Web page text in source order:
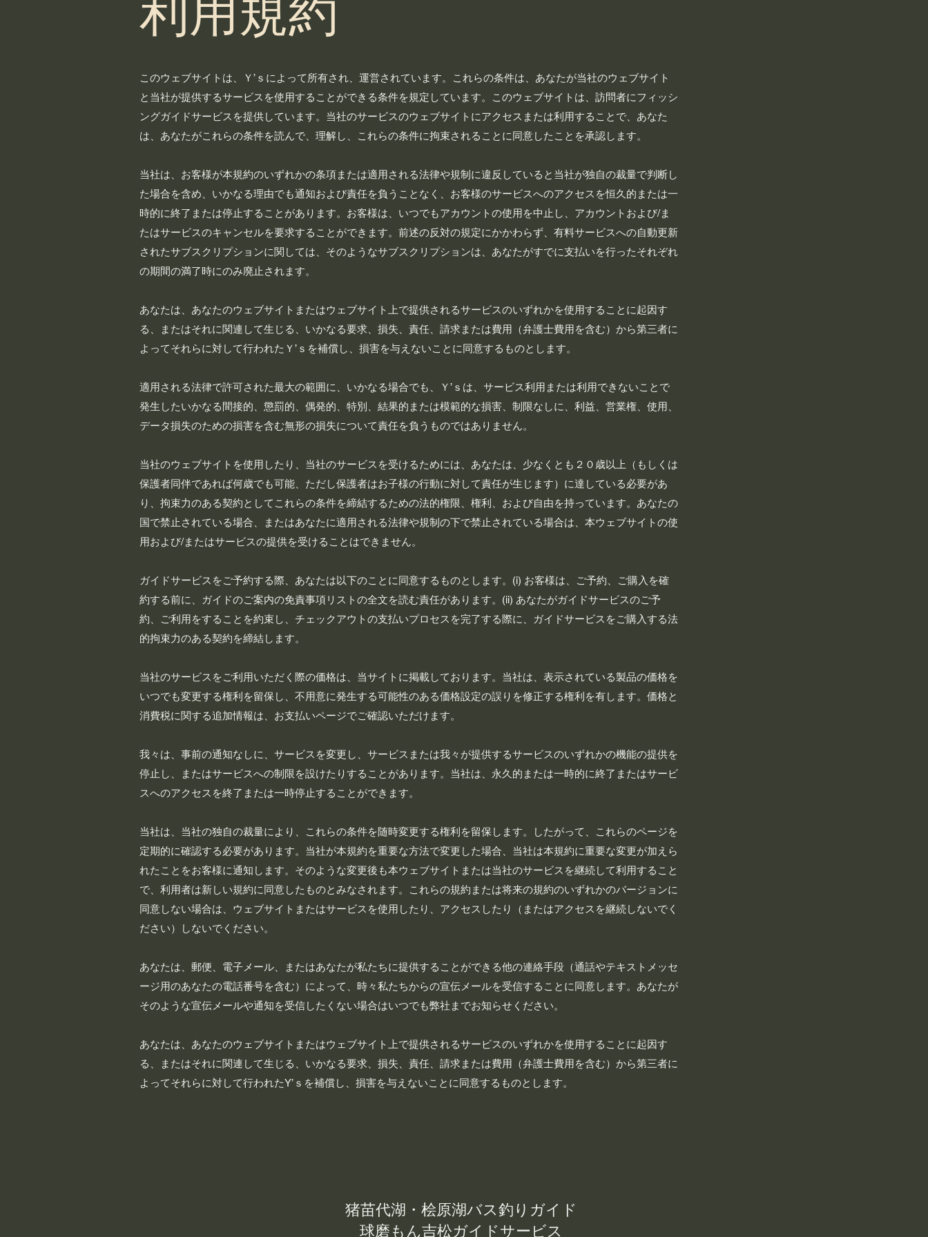
利用規約
このウェブサイトは、Ｙ’ｓによって所有され、運営されています。これらの条件は、あなたが当社のウェブサイト
と当社が提供するサービスを使用することができる条件を規定しています。このウェブサイトは、訪問者にフィッシ
ングガイドサービスを提供しています。当社のサービスのウェブサイトにアクセスまたは利用することで、あなた
は、あなたがこれらの条件を読んで、理解し、これらの条件に拘束されることに同意したことを承認します。
当社は、お客様が本規約のいずれかの条項または適用される法律や規制に違反していると当社が独自の裁量で判断し
た場合を含め、いかなる理由でも通知および責任を負うことなく、お客様のサービスへのアクセスを恒久的または一
時的に終了または停止することがあります。お客様は、いつでもアカウントの使用を中止し、アカウントおよび/ま
たはサービスのキャンセルを要求することができます。前述の反対の規定にかかわらず、有料サービスへの自動更新
されたサブスクリプションに関しては、そのようなサブスクリプションは、あなたがすでに支払いを行ったそれぞれ
の期間の満了時にのみ廃止されます。
あなたは、あなたのウェブサイトまたはウェブサイト上で提供されるサービスのいずれかを使用することに起因す
る、またはそれに関連して生じる、いかなる要求、損失、責任、請求または費用（弁護士費用を含む）から第三者に
よってそれらに対して行われたＹ’ｓを補償し、損害を与えないことに同意するものとします。
適用される法律で許可された最大の範囲に、いかなる場合でも、Ｙ’ｓは、サービス利用または利用できないことで
発生したいかなる間接的、懲罰的、偶発的、特別、結果的または模範的な損害、制限なしに、利益、営業権、使用、
データ損失のための損害を含む無形の損失について責任を負うものではありません。
当社のウェブサイトを使用したり、当社のサービスを受けるためには、あなたは、少なくとも２０歳以上（もしくは
保護者同伴であれば何歳でも可能、ただし保護者はお子様の行動に対して責任が生じます）に達している必要があ
り、拘束力のある契約としてこれらの条件を締結するための法的権限、権利、および自由を持っています。あなたの
国で禁止されている場合、またはあなたに適用される法律や規制の下で禁止されている場合は、本ウェブサイトの使
用および/またはサービスの提供を受けることはできません。
ガイドサービスをご予約する際、あなたは以下のことに同意するものとします。(i) お客様は、ご予約、ご購入を確
約する前に、ガイドのご案内の免責事項リストの全文を読む責任があります。(ii) あなたがガイドサービスのご予
約、ご利用をすることを約束し、チェックアウトの支払いプロセスを完了する際に、ガイドサービスをご購入する法
的拘束力のある契約を締結します。
当社のサービスをご利用いただく際の価格は、当サイトに掲載しております。当社は、表示されている製品の価格を
いつでも変更する権利を留保し、不用意に発生する可能性のある価格設定の誤りを修正する権利を有します。価格と
消費税に関する追加情報は、お支払いページでご確認いただけます。
我々は、事前の通知なしに、サービスを変更し、サービスまたは我々が提供するサービスのいずれかの機能の提供を
停止し、またはサービスへの制限を設けたりすることがあります。当社は、永久的または一時的に終了またはサービ
スへのアクセスを終了または一時停止することができます。
当社は、当社の独自の裁量により、これらの条件を随時変更する権利を留保します。したがって、これらのページを
定期的に確認する必要があります。当社が本規約を重要な方法で変更した場合、当社は本規約に重要な変更が加えら
れたことをお客様に通知します。そのような変更後も本ウェブサイトまたは当社のサービスを継続して利用すること
で、利用者は新しい規約に同意したものとみなされます。これらの規約または将来の規約のいずれかのバージョンに
同意しない場合は、ウェブサイトまたはサービスを使用したり、アクセスしたり（またはアクセスを継続しないでく
ださい）しないでください。
あなたは、郵便、電子メール、またはあなたが私たちに提供することができる他の連絡手段（通話やテキストメッセ
ージ用のあなたの電話番号を含む）によって、時々私たちからの宣伝メールを受信することに同意します。あなたが
そのような宣伝メールや通知を受信したくない場合はいつでも弊社までお知らせください。
あなたは、あなたのウェブサイトまたはウェブサイト上で提供されるサービスのいずれかを使用することに起因す
る、またはそれに関連して生じる、いかなる要求、損失、責任、請求または費用（弁護士費用を含む）から第三者に
よってそれらに対して行われたY’ｓを補償し、損害を与えないことに同意するものとします。
猪苗代湖・桧原湖バス釣りガイド
球磨もん吉松ガイドサービス